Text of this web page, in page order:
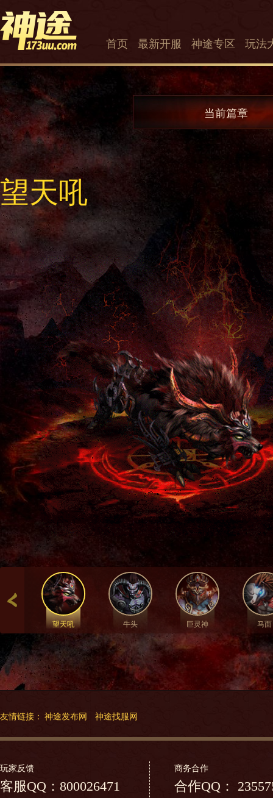
首页 最新开服 神途专区 玩法
当前篇章
望天吼
望天吼 牛头 巨灵神 马面
友情链接： 神途发布网 神途找服网
玩家反馈
客服QQ： 800026471
商务合作
合作QQ：